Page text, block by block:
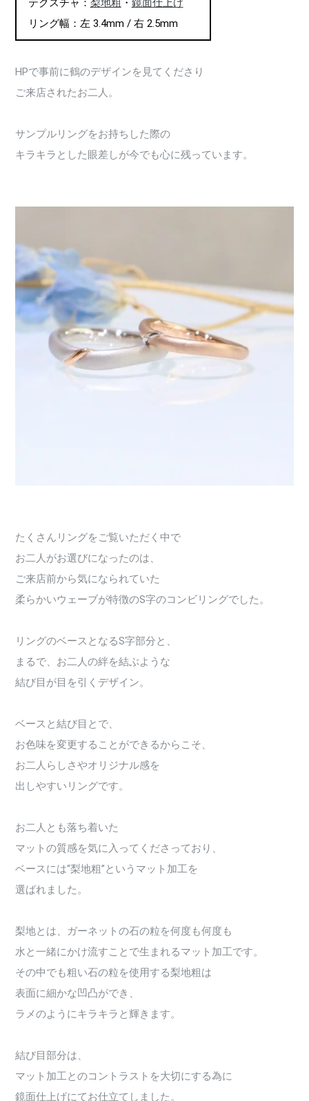
テクスチャ： 梨地粗 ・ 鏡面仕上げ
リング幅：左 3.4mm / 右 2.5mm
HPで事前に鶴のデザインを見てくださり
ご来店されたお二人。
サンプルリングをお持ちした際の
キラキラとした眼差しが今でも心に残っています。
たくさんリングをご覧いただく中で
お二人がお選びになったのは、
ご来店前から気になられていた
柔らかいウェーブが特徴のS字のコンビリングでした。
リングのベースとなるS字部分と、
まるで、お二人の絆を結ぶような
結び目が目を引くデザイン。
ベースと結び目とで、
お色味を変更することができるからこそ、
お二人らしさやオリジナル感を
出しやすいリングです。
お二人とも落ち着いた
マットの質感を気に入ってくださっており、
ベースには“梨地粗”というマット加工を
選ばれました。
梨地とは、ガーネットの石の粒を何度も何度も
水と一緒にかけ流すことで生まれるマット加工です。
その中でも粗い石の粒を使用する梨地粗は
表面に細かな凹凸ができ、
ラメのようにキラキラと輝きます。
結び目部分は、
マット加工とのコントラストを大切にする為に
鏡面仕上げにてお仕立てしました。